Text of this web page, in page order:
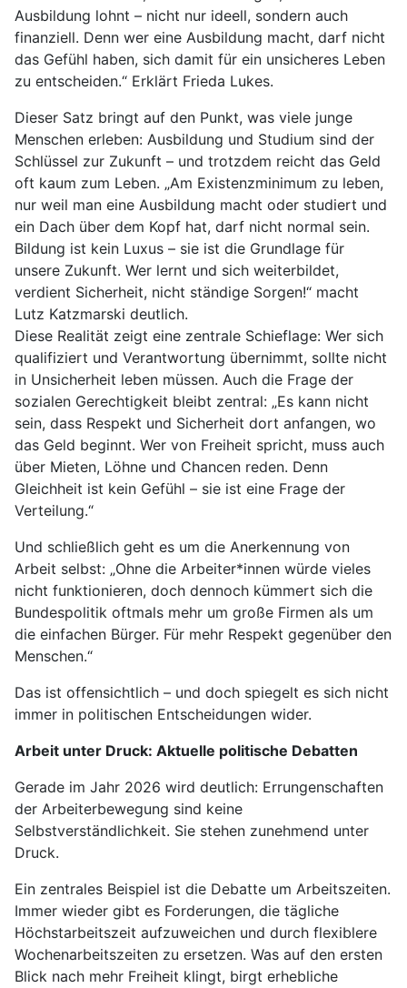
Ausbildung lohnt – nicht nur ideell, sondern auch
finanziell. Denn wer eine Ausbildung macht, darf nicht
das Gefühl haben, sich damit für ein unsicheres Leben
zu entscheiden.“ Erklärt Frieda Lukes.
Dieser Satz bringt auf den Punkt, was viele junge
Menschen erleben: Ausbildung und Studium sind der
Schlüssel zur Zukunft – und trotzdem reicht das Geld
oft kaum zum Leben. „Am Existenzminimum zu leben,
nur weil man eine Ausbildung macht oder studiert und
ein Dach über dem Kopf hat, darf nicht normal sein.
Bildung ist kein Luxus – sie ist die Grundlage für
unsere Zukunft. Wer lernt und sich weiterbildet,
verdient Sicherheit, nicht ständige Sorgen!“ macht
Lutz Katzmarski deutlich.
Diese Realität zeigt eine zentrale Schieflage: Wer sich
qualifiziert und Verantwortung übernimmt, sollte nicht
in Unsicherheit leben müssen. Auch die Frage der
sozialen Gerechtigkeit bleibt zentral: „Es kann nicht
sein, dass Respekt und Sicherheit dort anfangen, wo
das Geld beginnt. Wer von Freiheit spricht, muss auch
über Mieten, Löhne und Chancen reden. Denn
Gleichheit ist kein Gefühl – sie ist eine Frage der
Verteilung.“
Und schließlich geht es um die Anerkennung von
Arbeit selbst: „Ohne die Arbeiter*innen würde vieles
nicht funktionieren, doch dennoch kümmert sich die
Bundespolitik oftmals mehr um große Firmen als um
die einfachen Bürger. Für mehr Respekt gegenüber den
Menschen.“
Das ist offensichtlich – und doch spiegelt es sich nicht
immer in politischen Entscheidungen wider.
Arbeit unter Druck: Aktuelle politische Debatten
Gerade im Jahr 2026 wird deutlich: Errungenschaften
der Arbeiterbewegung sind keine
Selbstverständlichkeit. Sie stehen zunehmend unter
Druck.
Ein zentrales Beispiel ist die Debatte um Arbeitszeiten.
Immer wieder gibt es Forderungen, die tägliche
Höchstarbeitszeit aufzuweichen und durch flexiblere
Wochenarbeitszeiten zu ersetzen. Was auf den ersten
Blick nach mehr Freiheit klingt, birgt erhebliche